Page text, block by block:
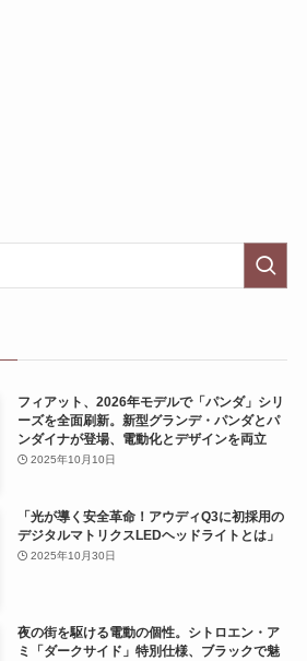
フィアット、2026年モデルで「パンダ」シリ
ーズを全面刷新。新型グランデ・パンダとパ
ンダイナが登場、電動化とデザインを両立
2025年10月10日
「光が導く安全革命！アウディQ3に初採用の
デジタルマトリクスLEDヘッドライトとは」
2025年10月30日
夜の街を駆ける電動の個性。シトロエン・ア
ミ「ダークサイド」特別仕様、ブラックで魅